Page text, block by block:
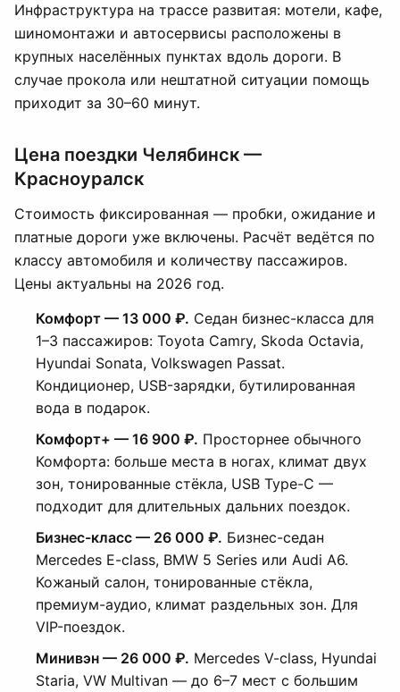
Инфраструктура на трассе развитая: мотели, кафе,
шиномонтажи и автосервисы расположены в
крупных населённых пунктах вдоль дороги. В
случае прокола или нештатной ситуации помощь
приходит за 30–60 минут.
Цена поездки Челябинск —
Красноуралск
Стоимость фиксированная — пробки, ожидание и
платные дороги уже включены. Расчёт ведётся по
классу автомобиля и количеству пассажиров.
Цены актуальны на 2026 год.
Комфорт — 13 000 ₽. Седан бизнес-класса для
1–3 пассажиров: Toyota Camry, Skoda Octavia,
Hyundai Sonata, Volkswagen Passat.
Кондиционер, USB-зарядки, бутилированная
вода в подарок.
Комфорт+ — 16 900 ₽. Просторнее обычного
Комфорта: больше места в ногах, климат двух
зон, тонированные стёкла, USB Type-C —
подходит для длительных дальних поездок.
Бизнес-класс — 26 000 ₽. Бизнес-седан
Mercedes E-class, BMW 5 Series или Audi A6.
Кожаный салон, тонированные стёкла,
премиум-аудио, климат раздельных зон. Для
VIP-поездок.
Минивэн — 26 000 ₽. Mercedes V-class, Hyundai
Staria, VW Multivan — до 6–7 мест с большим